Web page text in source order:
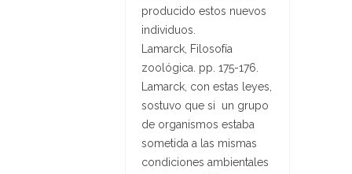
producido estos nuevos
individuos.
Lamarck, Filosofía
zoológica. pp. 175-176.
Lamarck, con estas leyes,
sostuvo que si un grupo
de organismos estaba
sometida a las mismas
condiciones ambientales